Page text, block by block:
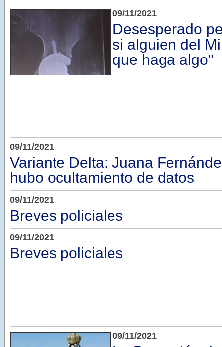
09/11/2021
Desesperado
si alguien del
que haga algo"
09/11/2021
Variante Delta: Juana
hubo ocultamiento de datos
09/11/2021
Breves policiales
09/11/2021
Breves policiales
09/11/2021